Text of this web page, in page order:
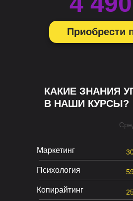
Приобрести
КАКИЕ ЗНАНИЯ
В НАШИ КУРСЫ?
Маркетинг
Психология
Копирайтинг